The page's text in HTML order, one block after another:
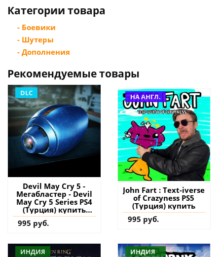
Категории товара
- Боевики
- Шутеры
- Дополнения
Рекомендуемые товары
DLC
Devil May Cry 5 -
Мегабластер - Devil
May Cry 5 Series PS4
(Турция) купить
дополнение на
аккаунт
995 руб.
НА АНГЛ.
John Fart : Text-iverse
of Crazyness PS5
(Турция) купить
995 руб.
ИНДИЯ
ИНДИЯ